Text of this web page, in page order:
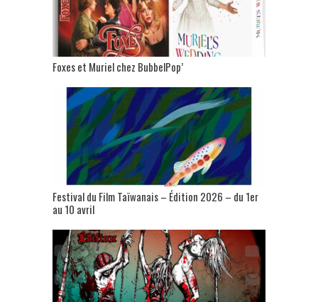
Foxes et Muriel chez BubbelPop’
Festival du Film Taïwanais – Édition 2026 – du 1er
au 10 avril